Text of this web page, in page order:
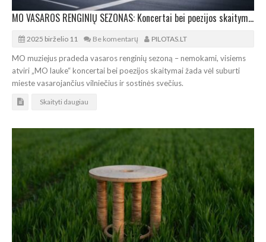
MO VASAROS RENGINIŲ SEZONAS: Koncertai bei poezijos skaitymai „MO lauke“
2025 birželio 11 Be komentarų PILOTAS.LT
MO muziejus pradeda vasaros renginių sezoną – nemokami, visiems
atviri „MO lauke“ koncertai bei poezijos skaitymai žada vėl suburti
mieste vasarojančius vilniečius ir sostinės svečius.
Skaityti daugiau